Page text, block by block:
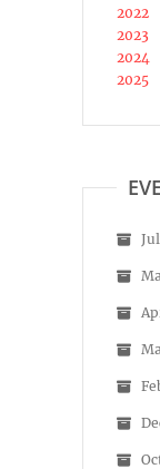
2022
2023
2024
2025